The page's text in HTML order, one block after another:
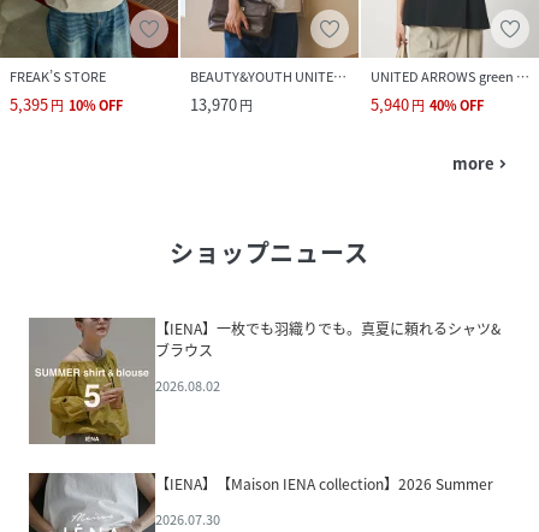
FREAK’S STORE
5,395円 10%OFF
BEAUTY&YOUTH UNITED ARROWS
13,970円
UNITED ARROWS green label relaxing
5,940円 40%OFF
more navigate_next
ショップニュース
【IENA】一枚でも羽織りでも。真夏に頼れるシャツ&
ブラウス
2026.08.02
【IENA】【Maison IENA collection】2026 Summer
2026.07.30